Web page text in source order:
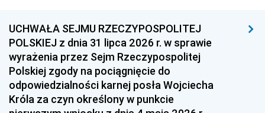
1996 1995 1994
1993 1992 1991
1990 1989
1987 1986 1985
UCHWAŁA SEJMU RZECZYPOSPOLITEJ
POLSKIEJ z dnia 31 lipca 2026 r. w sprawie
wyrażenia przez Sejm Rzeczypospolitej
Polskiej zgody na pociągnięcie do
odpowiedzialności karnej posła Wojciecha
Króla za czyn określony w punkcie